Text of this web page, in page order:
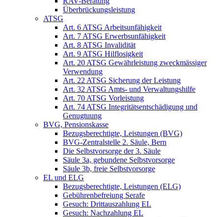
Überbrückungsleistung
ATSG
Art. 6 ATSG Arbeitsunfähigkeit
Art. 7 ATSG Erwerbsunfähigkeit
Art. 8 ATSG Invalidität
Art. 9 ATSG Hilflosigkeit
Art. 20 ATSG Gewährleistung zweckmässiger
Verwendung
Art. 22 ATSG Sicherung der Leistung
Art. 32 ATSG Amts- und Verwaltungshilfe
Art. 70 ATSG Vorleistung
Art. 74 ATSG Integritätsentschädigung und
Genugtuung
BVG, Pensionskasse
Bezugsberechtigte, Leistungen (BVG)
BVG-Zentralstelle 2. Säule, Bern
Die Selbstvorsorge der 3. Säule
Säule 3a, gebundene Selbstvorsorge
Säule 3b, freie Selbstvorsorge
EL und ELG
Bezugsberechtigte, Leistungen (ELG)
Gebührenbefreiung Serafe
Gesuch: Drittauszahlung EL
Gesuch: Nachzahlung EL